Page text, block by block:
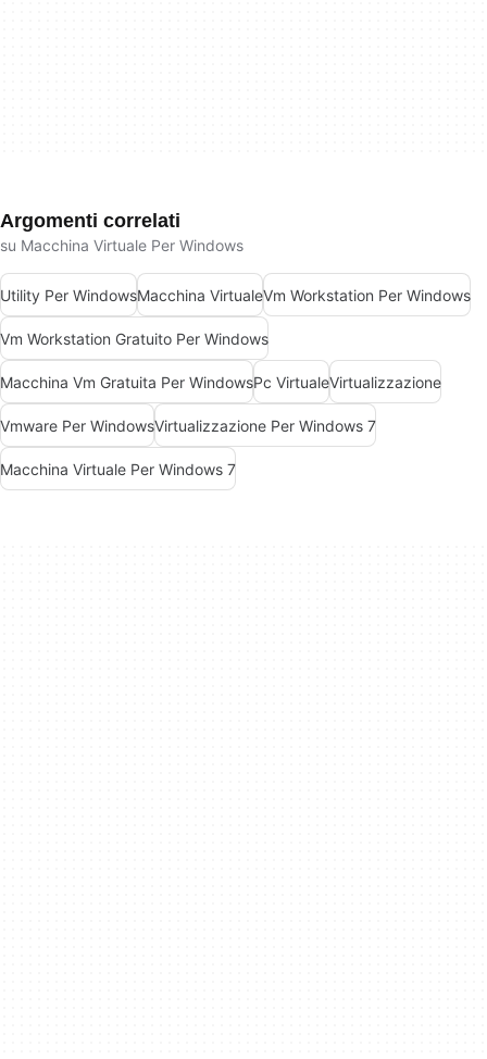
Argomenti correlati
su Macchina Virtuale Per Windows
Utility Per WindowsMacchina VirtualeVm Workstation Per Windows
Vm Workstation Gratuito Per Windows
Macchina Vm Gratuita Per WindowsPc VirtualeVirtualizzazione
Vmware Per WindowsVirtualizzazione Per Windows 7
Macchina Virtuale Per Windows 7